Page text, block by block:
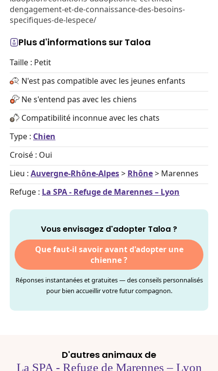
dengagement-et-de-connaissance-des-besoins-
specifiques-de-lespece/
Plus d'informations sur Taloa
Taille : Petit
N'est pas compatible avec les jeunes enfants
Ne s'entend pas avec les chiens
Compatibilité inconnue avec les chats
Type : Chien
Croisé : Oui
Lieu : Auvergne-Rhône-Alpes> Rhône> Marennes
Refuge : La SPA - Refuge de Marennes – Lyon
Vous envisagez d'adopter Taloa ?
Que faut-il savoir avant d'adopter une
chienne ?
Réponses instantanées et gratuites — des conseils personnalisés
pour bien accueillir votre futur compagnon.
D'autres animaux de
La SPA - Refuge de Marennes – Lyon